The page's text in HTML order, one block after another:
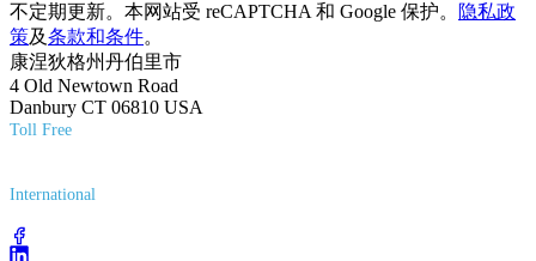
不定期更新。本网站受 reCAPTCHA 和 Google 保护。
隐私政
策及条款和条件。
康涅狄格州丹伯里市
4 Old Newtown Road
Danbury CT 06810 USA
Toll Free
International